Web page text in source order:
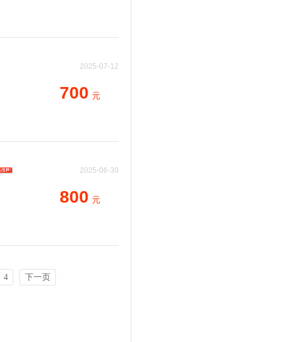
2025-07-12
700 元
2025-06-30
800 元
4 下一页